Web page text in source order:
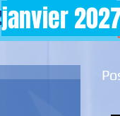
janvier